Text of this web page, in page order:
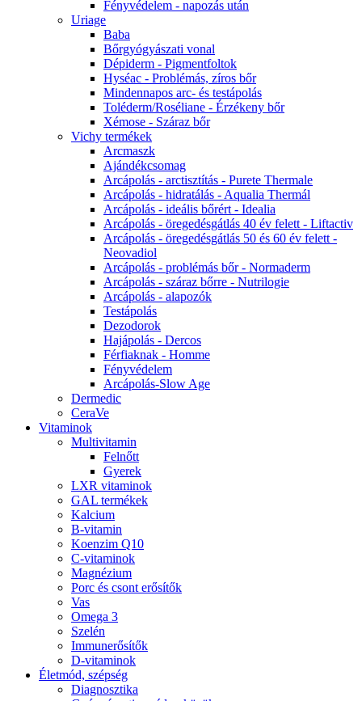
Fényvédelem - napozás után
Uriage
Baba
Bőrgyógyászati vonal
Dépiderm - Pigmentfoltok
Hyséac - Problémás, zíros bőr
Mindennapos arc- és testápolás
Toléderm/Roséliane - Érzékeny bőr
Xémose - Száraz bőr
Vichy termékek
Arcmaszk
Ajándékcsomag
Arcápolás - arctisztítás - Purete Thermale
Arcápolás - hidratálás - Aqualia Thermál
Arcápolás - ideális bőrért - Idealia
Arcápolás - öregedésgátlás 40 év felett - Liftactiv
Arcápolás - öregedésgátlás 50 és 60 év felett -
Neovadiol
Arcápolás - problémás bőr - Normaderm
Arcápolás - száraz bőrre - Nutrilogie
Arcápolás - alapozók
Testápolás
Dezodorok
Hajápolás - Dercos
Férfiaknak - Homme
Fényvédelem
Arcápolás-Slow Age
Dermedic
CeraVe
Vitaminok
Multivitamin
Felnőtt
Gyerek
LXR vitaminok
GAL termékek
Kalcium
B-vitamin
Koenzim Q10
C-vitaminok
Magnézium
Porc és csont erősítők
Vas
Omega 3
Szelén
Immunerősítők
D-vitaminok
Életmód, szépség
Diagnosztika